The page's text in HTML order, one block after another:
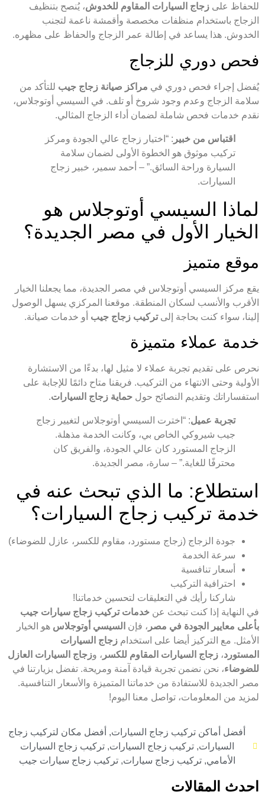
للحفاظ على زجاج السيارات المقاوم للخدوش، يُنصح بتنظيف
الزجاج باستخدام منظفات مخصصة وأقمشة ناعمة لتجنب
الخدوش. هذا يساعد في إطالة عمر الزجاج والحفاظ على مظهره.
فحص دوري للزجاج
يُفضل إجراء فحص دوري في مراكز صيانة زجاج جيب للتأكد من
سلامة الزجاج وعدم وجود شروخ أو تلف. في السيسي أوتوجلاس،
نقدم خدمات فحص شاملة لضمان أداء الزجاج المثالي.
اقتباس من خبير : “اختيار زجاج عالي الجودة ومركز
تركيب موثوق هو الخطوة الأولى لضمان سلامة
السيارة وراحة السائق.” – أحمد سمير، خبير زجاج
السيارات.
لماذا السيسي أوتوجلاس هو
الخيار الأول في مصر الجديدة؟
موقع متميز
يقع مركز السيسي أوتوجلاس في مصر الجديدة، مما يجعلنا الخيار
الأقرب والأنسب لسكان المنطقة. موقعنا المركزي يسهل الوصول
إلينا، سواء كنت بحاجة إلىتركيب زجاج جيب أو خدمات صيانة.
خدمة عملاء متميزة
نحرص على تقديم تجربة عملاء لا مثيل لها، بدءًا من الاستشارة
الأولية وحتى الانتهاء من التركيب. فريقنا متاح دائمًا للإجابة على
استفساراتك وتقديم النصائح حول حماية زجاج السيارات.
تجربة عميل: “اخترت السيسي أوتوجلاس لتغيير زجاج
جيب شيروكي الخاص بي، وكانت الخدمة مذهلة.
الزجاج المستورد كان عالي الجودة، والفريق كان
محترفًا للغاية.” – سارة، مصر الجديدة.
استطلاع: ما الذي تبحث عنه في
خدمة تركيب زجاج السيارات؟
جودة الزجاج (زجاج مستورد، مقاوم للكسر، عازل للضوضاء)
سرعة الخدمة
أسعار تنافسية
احترافية التركيب
شاركنا رأيك في التعليقات لتحسين خدماتنا!
في النهاية إذا كنت تبحث عن خدمات تركيب زجاج سيارات جيب
بأعلى معايير الجودة في مصر ، فإن السيسي أوتوجلاس هو الخيار
الأمثل. مع التركيز أيضا على استخدام زجاج السيارات
المستورد، زجاج السيارات المقاوم للكسر ، وزجاج السيارات العازل
للضوضاء، نحن نضمن تجربة قيادة آمنة ومريحة. تفضل بزيارتنا في
مصر الجديدة للاستفادة من خدماتنا المتميزة والأسعار التنافسية.
لمزيد من المعلومات، تواصل معنا اليوم!
أفضل أماكن تركيب زجاج السيارات, أفضل مكان لتركيب زجاج
السيارات,تركيب زجاج السيارات,تركيب زجاج السيارات
الأمامي,تركيب زجاج سيارات,تركيب زجاج سيارات جيب
احدث المقالات